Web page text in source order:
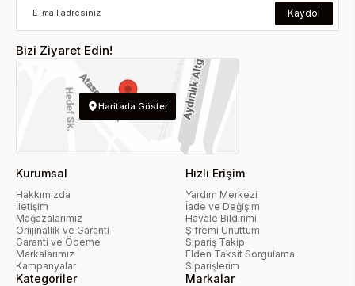
Kaydol
Bizi Ziyaret Edin!
Haritada Göster
Kurumsal
Hakkımızda
İletişim
Mağazalarımız
Oriijinallik ve Garanti
Garanti ve Ödeme
Markalarımız
Kampanyalar
Hızlı Erişim
Yardım Merkezi
İade ve Değişim
Havale Bildirimi
Şifremi Unuttum
Sipariş Takip
Elden Taksit Sorgulama
Siparişlerim
Kategoriler Markalar